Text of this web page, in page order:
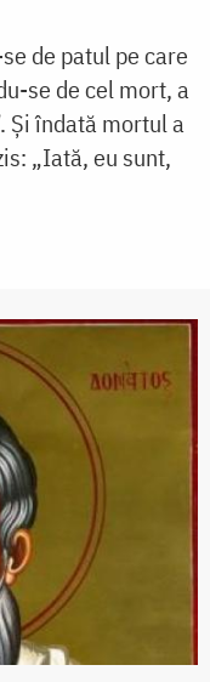
de patul pe care
se de cel mort, a
Și îndată mortul a
„Iată, eu sunt,